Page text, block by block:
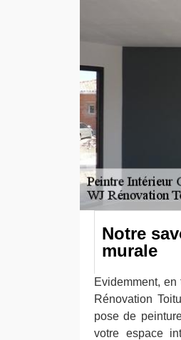
Notre
murale
Evidemment,
Rénovation
pose de
votre espace